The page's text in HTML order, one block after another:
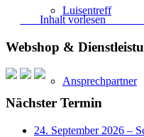
Luisentreff
Ansprechpartner
Inhalt vorlesen
Webshop &
Nächster Termin
24. September 2026 –